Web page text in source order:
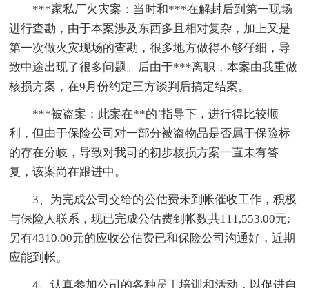
***家私厂火灾案：当时和***在解封后到第一现场
进行查勘，由于本案涉及东西多且相对复杂，加上又是
第一次做火灾现场的查勘，很多地方做得不够仔细，导
致中途出现了很多问题。后由于***离职，本案由我重做
核损方案，在9月份约定三方谈判后搞定结案。
***被盗案：此案在**的`指导下，进行得比较顺
利，但由于保险公司对一部分被盗物品是否属于保险标
的存在分岐，导致对我司的初步核损方案一直未有答
复，该案尚在跟进中。
3、为完成公司交给的公估费未到帐催收工作，积极
与保险人联系，现已完成公估费到帐数共111,553.00元;
另有4310.00元的应收公估费已和保险公司沟通好，近期
应能到帐。
4、认真参加公司的各种员工培训和活动，以促进自